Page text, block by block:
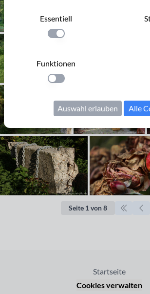
Seite 1 von 8
Startseite
Cookies verwalten
Essentiell
Einstellung anwenden
Funktionen
Einstellung anwenden
Auswahl erlauben Alle